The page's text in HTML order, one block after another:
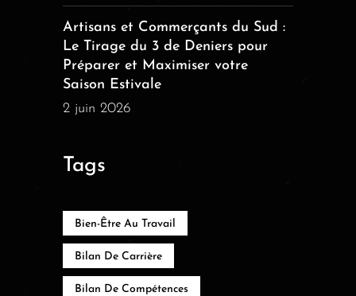
Artisans et Commerçants du Sud :
Le Tirage du 3 de Deniers pour
Préparer et Maximiser votre
Saison Estivale
2 juin 2026
Tags
Bien-Être Au Travail
Bilan De Carrière
Bilan De Compétences